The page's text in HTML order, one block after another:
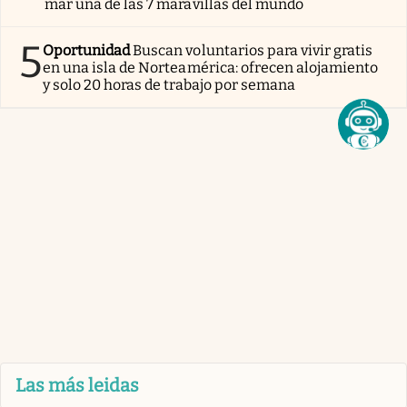
mar una de las 7 maravillas del mundo
5OportunidadBuscan voluntarios para vivir gratis
en una isla de Norteamérica: ofrecen alojamiento
y solo 20 horas de trabajo por semana
Las más leidas